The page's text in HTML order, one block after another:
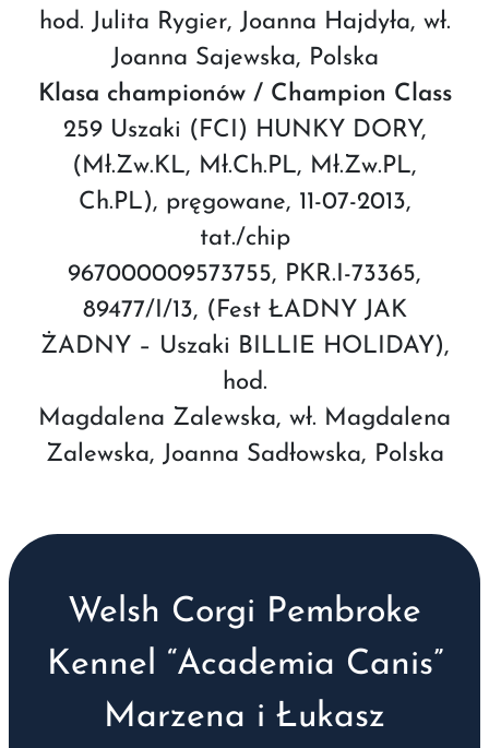
hod. Julita Rygier, Joanna Hajdyła, wł.
Joanna Sajewska, Polska
Klasa championów / Champion Class
259 Uszaki (FCI) HUNKY DORY,
(Mł.Zw.KL, Mł.Ch.PL, Mł.Zw.PL,
Ch.PL), pręgowane, 11-07-2013,
tat./chip
967000009573755, PKR.I-73365,
89477/I/13, (Fest ŁADNY JAK
ŻADNY – Uszaki BILLIE HOLIDAY),
hod.
Magdalena Zalewska, wł. Magdalena
Zalewska, Joanna Sadłowska, Polska
Welsh Corgi Pembroke
Kennel “Academia Canis”
Marzena i Łukasz